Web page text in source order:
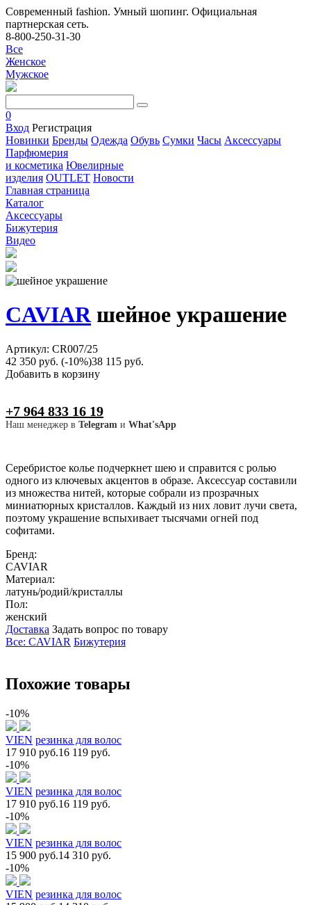
Современный fashion. Умный шопинг. Официальная
партнерская сеть.
8-800-250-31-30
Все
Женское
Мужское
0
Вход Регистрация
Новинки Бренды Одежда Обувь Сумки Часы Аксессуары
Парфюмерия
и косметика Ювелирные
изделия OUTLET Новости
Главная страница
Каталог
Аксессуары
Бижутерия
Видео
CAVIARшейное украшение
Артикул: CR007/25
42 350 руб. (-10%)38 115 руб.
Добавить в корзину
+7 964 833 16 19
Наш менеджер в Telegram и What'sApp
Серебристое колье подчеркнет шею и справится с ролью
одного из ключевых акцентов в образе. Аксессуар составили
из множества нитей, которые собрали из прозрачных
миниатюрных кристаллов. Каждый из них ловит лучи света,
поэтому украшение вспыхивает тысячами огней под
софитами.
Бренд:
CAVIAR
Материал:
латунь/родий/кристаллы
Пол:
женский
Доставка Задать вопрос по товару
Все: CAVIAR Бижутерия
Похожие товары
-10%
VIEN резинка для волос
17 910 руб.16 119 руб.
-10%
VIEN резинка для волос
17 910 руб.16 119 руб.
-10%
VIEN резинка для волос
15 900 руб.14 310 руб.
-10%
VIEN резинка для волос